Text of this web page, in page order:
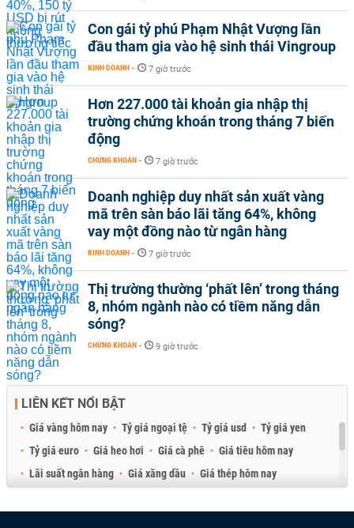
Con gái tỷ phú Phạm Nhật Vượng lần
đầu tham gia vào hệ sinh thái Vingroup
KINH DOANH - 7 giờ trước
Hơn 227.000 tài khoản gia nhập thị
trường chứng khoán trong tháng 7 biến
động
CHỨNG KHOÁN - 7 giờ trước
Doanh nghiệp duy nhất sản xuất vàng
mã trên sàn báo lãi tăng 64%, không
vay một đồng nào từ ngân hàng
KINH DOANH - 7 giờ trước
Thị trường thường ‘phất lên’ trong tháng
8, nhóm ngành nào có tiềm năng dẫn
sóng?
CHỨNG KHOÁN - 9 giờ trước
LIÊN KẾT NỔI BẬT
Giá vàng hôm nay Tỷ giá ngoại tệ Tỷ giá usd
Tỷ giá yen
Tỷ giá euro
Giá heo hơi Giá cà phê
Giá tiêu hôm nay
Lãi suất ngân hàng
Giá xăng dầu
Giá thép hôm nay